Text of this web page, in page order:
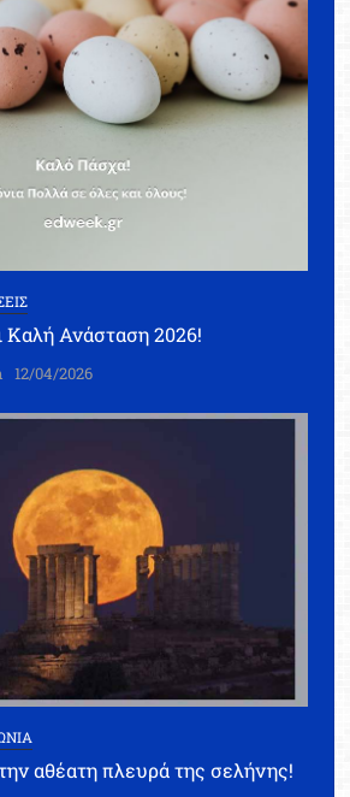
Καλή Ανάσταση 2026!
12/04/2026
αθέατη πλευρά της σελήνης!